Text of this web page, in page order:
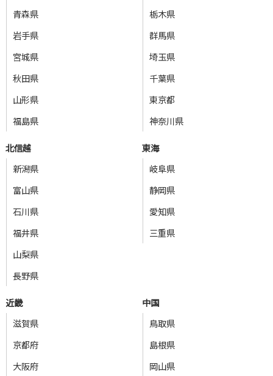
青森県
岩手県
宮城県
秋田県
山形県
福島県
栃木県
群馬県
埼玉県
千葉県
東京都
神奈川県
北信越
新潟県
富山県
石川県
福井県
山梨県
長野県
東海
岐阜県
静岡県
愛知県
三重県
近畿
滋賀県
京都府
大阪府
中国
鳥取県
島根県
岡山県